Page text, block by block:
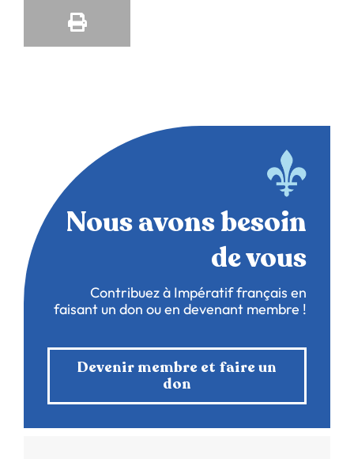
Nous avons besoin
de vous
Contribuez à Impératif français en
faisant un don ou en devenant membre !
Devenir membre et faire un
don